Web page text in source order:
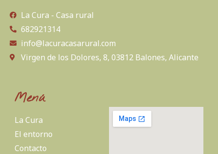
La Cura - Casa rural
682921314
info@lacuracasarural.com
Virgen de los Dolores, 8, 03812 Balones, Alicante
Menú
La Cura
El entorno
Contacto